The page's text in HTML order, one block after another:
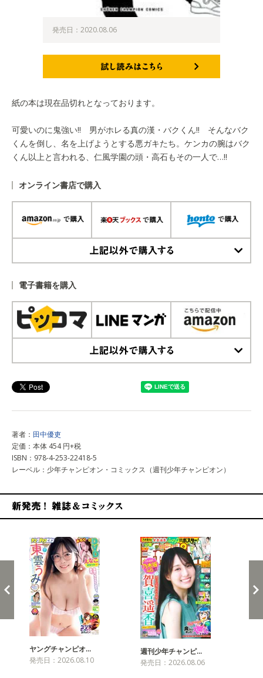
発売日：2020.08.06
紙の本は現在品切れとなっております。
可愛いのに鬼強い!! 男がホレる真の漢・バクくん!! そんなバク
くんを倒し、名を上げようとする悪ガキたち。ケンカの腕はバク
くん以上と言われる、仁風学園の頭・高石もその一人で…!!
オンライン書店で購入
電子書籍を購入
著者： 田中優吏
定価：本体 454 円+税
ISBN：978-4-253-22418-5
レーベル：少年チャンピオン・コミックス（週刊少年チャンピオン）
ヤングチャンピオ…
発売日：2026.08.10
週刊少年チャンピ…
発売日：2026.08.06